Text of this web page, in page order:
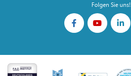
Folgen Sie uns!